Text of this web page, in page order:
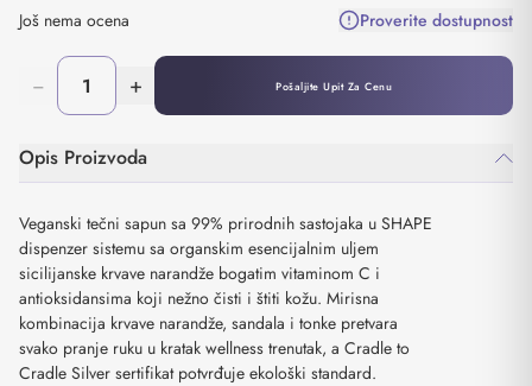
Još nema ocena Proverite dostupnost
− + Pošaljite Upit Za Cenu
Opis Proizvoda
Veganski tečni sapun sa 99% prirodnih sastojaka u SHAPE
dispenzer sistemu sa organskim esencijalnim uljem
sicilijanske krvave narandže bogatim vitaminom C i
antioksidansima koji nežno čisti i štiti kožu. Mirisna
kombinacija krvave narandže, sandala i tonke pretvara
svako pranje ruku u kratak wellness trenutak, a Cradle to
Cradle Silver sertifikat potvrđuje ekološki standard.